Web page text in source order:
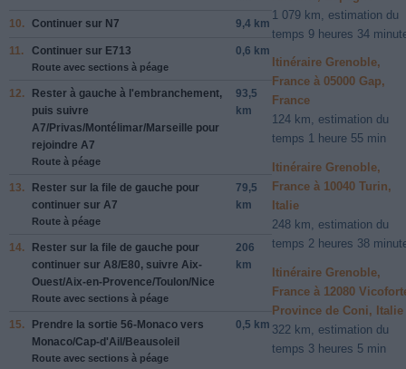
10. Continuer sur N7 9,4 km
11. Continuer sur E713
Route avec sections à péage
0,6 km
12. Rester à gauche à l'embranchement,
puis suivre
A7/Privas/Montélimar/Marseille pour
rejoindre A7
Route à péage
93,5
km
13. Rester sur la file de gauche pour
continuer sur A7
Route à péage
79,5
km
14. Rester sur la file de gauche pour
continuer sur A8/E80, suivre Aix-
Ouest/Aix-en-Provence/Toulon/Nice
Route avec sections à péage
206
km
15. Prendre la sortie 56-Monaco vers
Monaco/Cap-d'Ail/Beausoleil
Route avec sections à péage
0,5 km
1 079 km, estimation du
temps 9 heures 34
Itinéraire Grenoble,
France à 05000 Gap,
France
124 km, estimation du
temps 1 heure 55 min
Itinéraire Grenoble,
France à 10040 Turin,
Italie
248 km, estimation du
temps 2 heures 38
Itinéraire Grenoble,
France à 12080
Province de Coni, Italie
322 km, estimation du
temps 3 heures 5 min